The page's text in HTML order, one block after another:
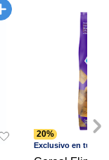
20%
Exclusivo en tu